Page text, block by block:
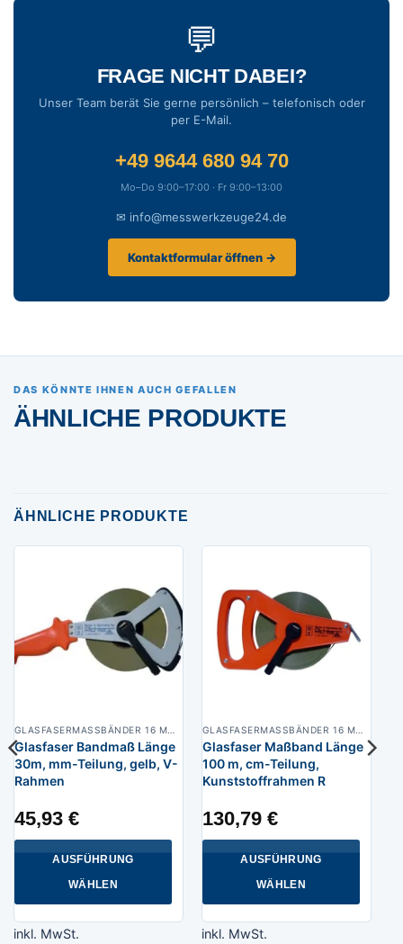
💬
FRAGE NICHT DABEI?
Unser Team berät Sie gerne persönlich – telefonisch oder
per E-Mail.
+49 9644 680 94 70
Mo–Do 9:00–17:00 · Fr 9:00–13:00
✉ info@messwerkzeuge24.de
Kontaktformular öffnen →
DAS KÖNNTE IHNEN AUCH GEFALLEN
ÄHNLICHE PRODUKTE
ÄHNLICHE PRODUKTE
Glasfaser Bandmaß Länge
30m, mm-Teilung, gelb, V-
Rahmen
45,93 €
AUSFÜHRUNG
WÄHLEN
Produkt
inkl. MwSt.
Glasfaser Maßband Länge
100 m, cm-Teilung,
Kunststoffrahmen R
130,79 €
AUSFÜHRUNG
WÄHLEN
Produkt
inkl. MwSt.